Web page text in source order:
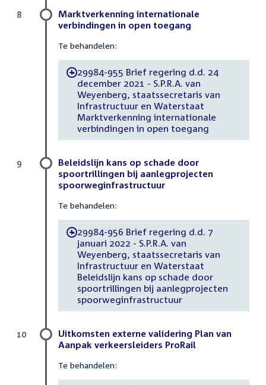
Marktverkenning internationale
verbindingen in open toegang
Te behandelen:
-29984-955 Brief regering d.d. 24
december 2021 - S.P.R.A. van
Weyenberg, staatssecretaris van
Infrastructuur en Waterstaat
Marktverkenning internationale
verbindingen in open toegang
8
Beleidslijn kans op schade door
spoortrillingen bij aanlegprojecten
spoorweginfrastructuur
Te behandelen:
-29984-956 Brief regering d.d. 7
januari 2022 - S.P.R.A. van
Weyenberg, staatssecretaris van
Infrastructuur en Waterstaat
Beleidslijn kans op schade door
spoortrillingen bij aanlegprojecten
spoorweginfrastructuur
9
Uitkomsten externe validering Plan van
Aanpak verkeersleiders ProRail
Te behandelen:
10